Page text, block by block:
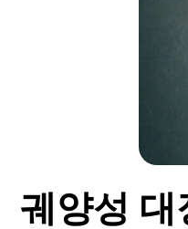
궤양성 대